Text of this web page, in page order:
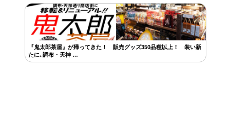
『鬼太郎茶屋』が帰ってきた！ 販売グッズ350品種以上！ 装い新
たに､調布・天神 …